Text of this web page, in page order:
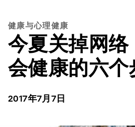
健康与心理健康
今夏关掉网
会健康的六个
2017年7月7日